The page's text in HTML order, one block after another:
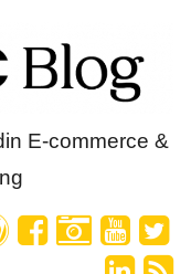
E-commerce &